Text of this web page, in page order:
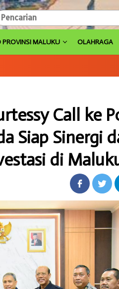
PROVINSI MALUKU OLAHRAGA
Call ke
Siap Sinergi
di